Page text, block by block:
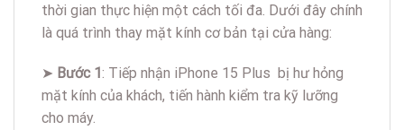
thời gian thực hiện một cách tối đa. Dưới đây chính
là quá trình thay mặt kính cơ bản tại cửa hàng:
➤ Bước 1 : Tiếp nhận iPhone 15 Plus bị hư hỏng
mặt kính của khách, tiến hành kiểm tra kỹ lưỡng
cho máy.